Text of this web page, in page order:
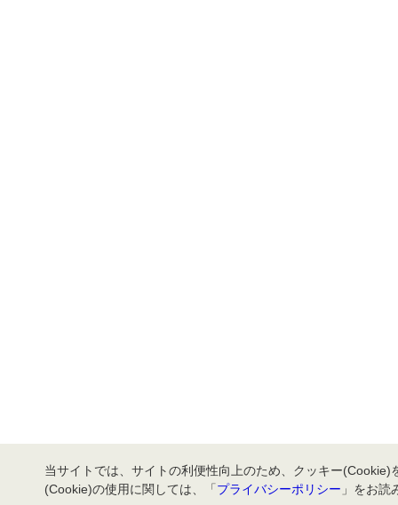
当サイトでは、サイトの利便性向上のため、クッキー
(Cookie)の使用に関しては、「プライバシーポリシー 」をお読